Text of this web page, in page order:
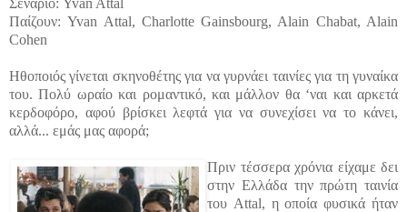
Παίζουν: Yvan Attal, Charlotte Gainsbourg, Alain Chabat, Alain
Cohen
Ηθοποιός γίνεται σκηνοθέτης για να γυρνάει ταινίες για τη γυναίκα
του. Πολύ ωραίο και ρομαντικό, και μάλλον θα ‘ναι και αρκετά
κερδοφόρο, αφού βρίσκει λεφτά για να συνεχίσει να το κάνει,
αλλά... εμάς μας αφορά;
Πριν τέσσερα χρόνια είχαμε δει
στην Ελλάδα την πρώτη ταινία
του Attal, η οποία φυσικά ήταν